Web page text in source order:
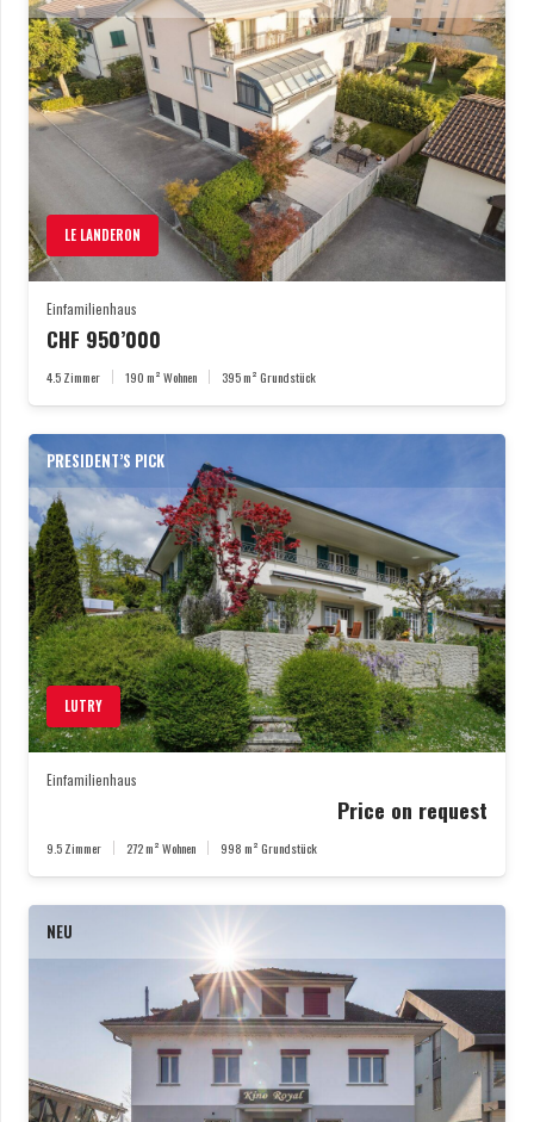
LE LANDERON
Einfamilienhaus
CHF 950’000
4.5Zimmer 190m² Wohnen 395m² Grundstück
PRESIDENT’S PICK
LUTRY
Einfamilienhaus
Price on request
9.5Zimmer 272m² Wohnen 998m² Grundstück
NEU